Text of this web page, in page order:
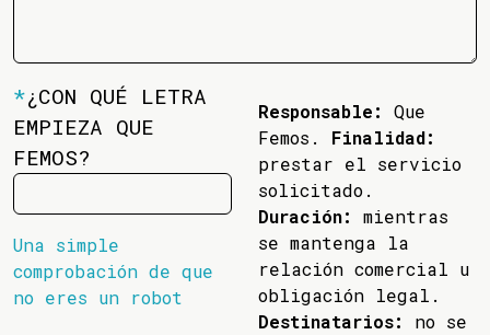
*¿CON QUÉ LETRA
EMPIEZA QUE
FEMOS?
Una simple
comprobación de que
no eres un robot
Responsable:
Que
Femos. Finalidad:
prestar el servicio
solicitado.
Duración:
mientras
se mantenga la
relación comercial u
obligación legal.
Destinatarios:
no se